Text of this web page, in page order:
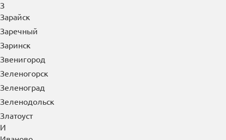
З
Зарайск
Заречный
Заринск
Звенигород
Зеленогорск
Зеленоград
Зеленодольск
Златоуст
И